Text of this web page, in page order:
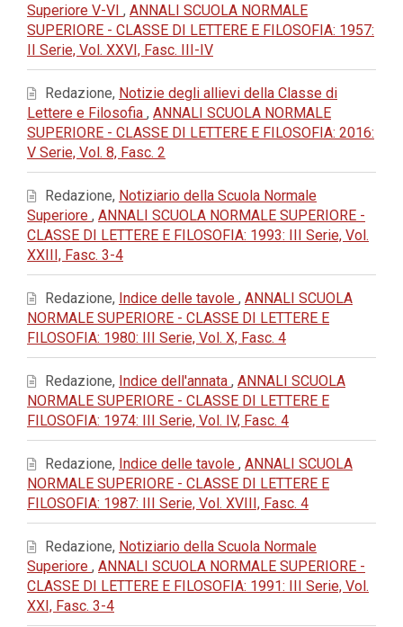
Superiore V-VI , ANNALI SCUOLA NORMALE
SUPERIORE - CLASSE DI LETTERE E FILOSOFIA: 1957:
II Serie, Vol. XXVI, Fasc. III-IV
Redazione, Notizie degli allievi della Classe di
Lettere e Filosofia , ANNALI SCUOLA NORMALE
SUPERIORE - CLASSE DI LETTERE E FILOSOFIA: 2016:
V Serie, Vol. 8, Fasc. 2
Redazione, Notiziario della Scuola Normale
Superiore , ANNALI SCUOLA NORMALE SUPERIORE -
CLASSE DI LETTERE E FILOSOFIA: 1993: III Serie, Vol.
XXIII, Fasc. 3-4
Redazione, Indice delle tavole , ANNALI SCUOLA
NORMALE SUPERIORE - CLASSE DI LETTERE E
FILOSOFIA: 1980: III Serie, Vol. X, Fasc. 4
Redazione, Indice dell'annata , ANNALI SCUOLA
NORMALE SUPERIORE - CLASSE DI LETTERE E
FILOSOFIA: 1974: III Serie, Vol. IV, Fasc. 4
Redazione, Indice delle tavole , ANNALI SCUOLA
NORMALE SUPERIORE - CLASSE DI LETTERE E
FILOSOFIA: 1987: III Serie, Vol. XVIII, Fasc. 4
Redazione, Notiziario della Scuola Normale
Superiore , ANNALI SCUOLA NORMALE SUPERIORE -
CLASSE DI LETTERE E FILOSOFIA: 1991: III Serie, Vol.
XXI, Fasc. 3-4